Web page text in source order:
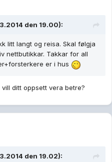
den 19.00):
litt langt og reisa. Skal følgja
nettbutikkar. Takkar for all
er i hus
vill ditt oppsett vera betre?
den 19.02):